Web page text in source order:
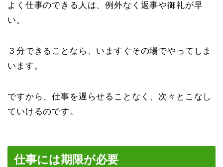
よく仕事のできる人は、例外なく返事や御礼が早
い。
３分できることなら、いますぐその場でやってしま
います。
ですから、仕事を遅らせることなく、次々とこなし
ていけるのです。
仕事には期限が必要